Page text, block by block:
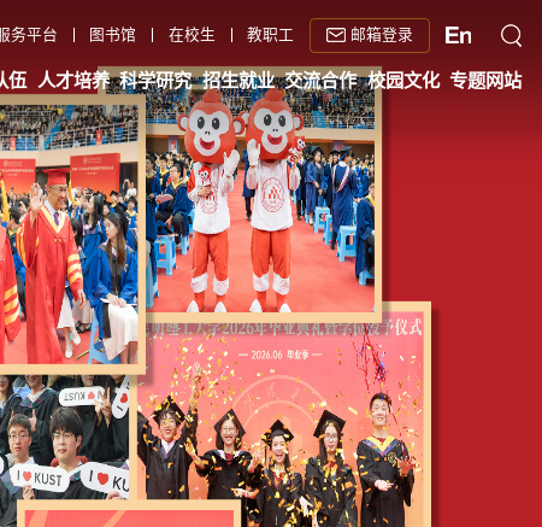
务平台 图书馆 在校生 教职工 邮箱登录
伍 人才培养 科学研究 招生就业 交流合作 校园文化 专题网站